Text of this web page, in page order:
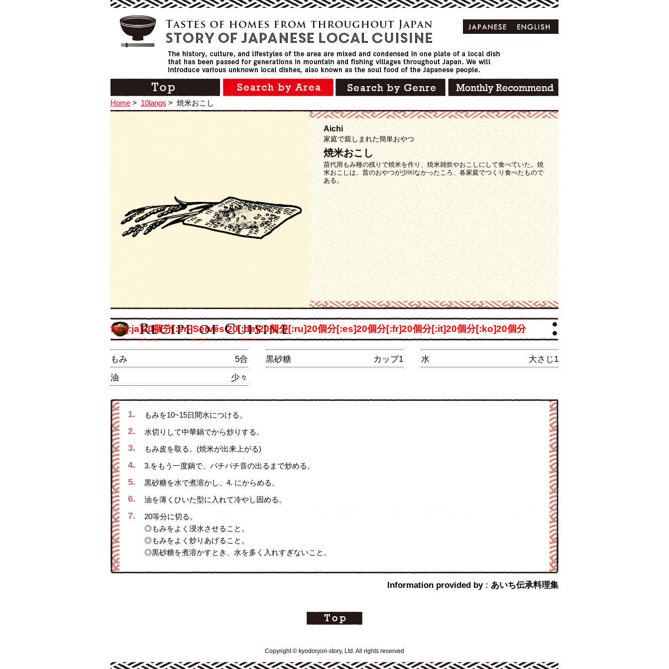
Home > 10langs > 焼米おこし
Aichi
家庭で親しまれた簡単おやつ
焼米おこし
苗代用もみ種の残りで焼米を作り、焼米雑炊やおこしにして食べていた。焼
米おこしは、昔のおやつが少￼なかったころ、各家庭でつくり食べたもので
ある。
for [:ja]20個分[:en]Serves 20[:de]20個分[:ru]20個分[:es]20個分[:fr]20個分[:it]20個分[:ko]20個分
[:th]20個分[:zh]20個分[:ch]20個分[:] persons
もみ 5合 黒砂糖 カップ1 水
大さじ1
油
少々
1. もみを10~15日間水につける。
2. 水切りして中華鍋でから炒りする。
3. もみ皮を取る。(焼米が出来上がる)
4. 3.をもう一度鍋で、パチパチ音の出るまで炒める。
5. 黒砂糖を水で煮溶かし、4. にからめる。
6. 油を薄くひいた型に入れて冷やし固める。
7.
20等分に切る。
◎もみをよく浸水させること。
◎もみをよく炒りあげること。
◎黒砂糖を煮溶かすとき、水を多く入れすぎないこと。
Information provided by : あいち伝承料理集
Copyright © kyodoryori-story, Ltd. All rights reserved